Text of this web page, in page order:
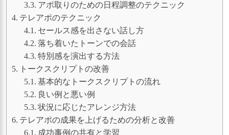
アポ取りのための日程調整のテクニック
テレアポのテクニック
セールス感を出さない話し方
落ち着いたトーンでの会話
特別感を演出する方法
トークスクリプトの改善
基本的なトークスクリプトの流れ
良い例と悪い例
状況に応じたアレンジ方法
テレアポの成果を上げるための分析と改善
成功事例の共有と学習